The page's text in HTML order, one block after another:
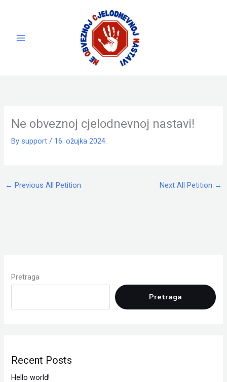
Ne obveznoj cjelodnevnoj nastavi!
By support/ 16. ožujka 2024.
← Previous All Petition Next All Petition →
Pretraga
Pretraga
Recent Posts
Hello world!